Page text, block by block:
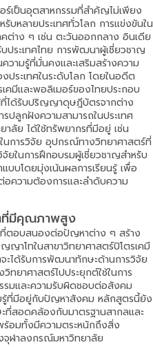
เป็นอุตสาหกรรมที่สำคัญไม่เพียง
บหลายประเทศทั่วโลก การแข่งขันใน
คต่าง ๆ เช่น ตะวันออกกลาง อินเดีย
ประเทศไทย การพัฒนาผู้เชี่ยวชาญ
วามรู้ที่มั่นคงและเสริมสร้างความ
ประเทศในระดับโลก โดยในอดีต
คมีและพอลิเมอร์ของไทยประกอบ
ที่ได้รับปริญญาดุษฎีบัตรจากต่าง
ปลูกฝังความสามารถในประเทศ
ลัย ได้ใช้ทรัพยากรที่มีอยู่ เช่น
นการวิจัย อุปกรณ์ทางวิทยาศาสตร์ที่
ยในการฝึกอบรมผู้เชี่ยวชาญสำหรับ
บโดยมุ่งเน้นผลการเรียนรู้ เพื่อ
วามต้องการและลำดับความ
ที่มีคุณภาพสูง
อบสนองต่อปัญหาต่าง ๆ สร้าง
าโทในสาขาวิทยาศาสตร์ปิโตรเคมี
ได้รับการพัฒนาทักษะด้านการวิจัย
ทยาศาสตร์ไปประยุกต์ใช้ในการ
มและความรับผิดชอบต่อสังคม
ที่มีอยู่กับปัญหาสังคม หลักสูตรนี้ยัง
สอดคล้องกับมาตรฐานสากลและ
อมทั้งมีความตระหนักถึงสิ่ง
ฬาลงกรณ์มหาวิทยาลัย